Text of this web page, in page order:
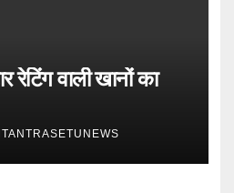
रेटिंग वाली खानों का